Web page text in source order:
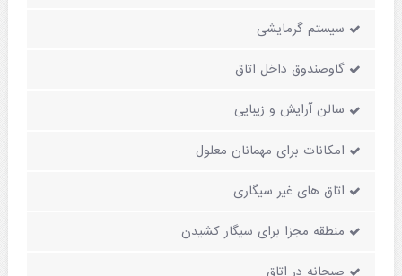
سیستم گرمایشی
گاوصندوق داخل اتاق
سالن آرایش و زیبایی
امکانات برای مهمانان معلول
اتاق های غیر سیگاری
منطقه مجزا برای سیگار کشیدن
صبحانه در اتاق